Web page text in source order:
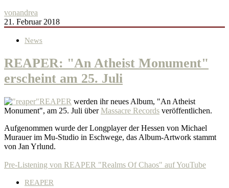
vonandrea
21. Februar 2018
News
REAPER: "An Atheist Monument"
erscheint am 25. Juli
REAPER werden ihr neues Album, "An Atheist
Monument", am 25. Juli überMassacre Records veröffentlichen.
Aufgenommen wurde der Longplayer der Hessen von Michael
Murauer im Mu-Studio in Eschwege, das Album-Artwork stammt
von Jan Yrlund.
Pre-Listening von REAPER "Realms Of Chaos" auf YouTube
REAPER